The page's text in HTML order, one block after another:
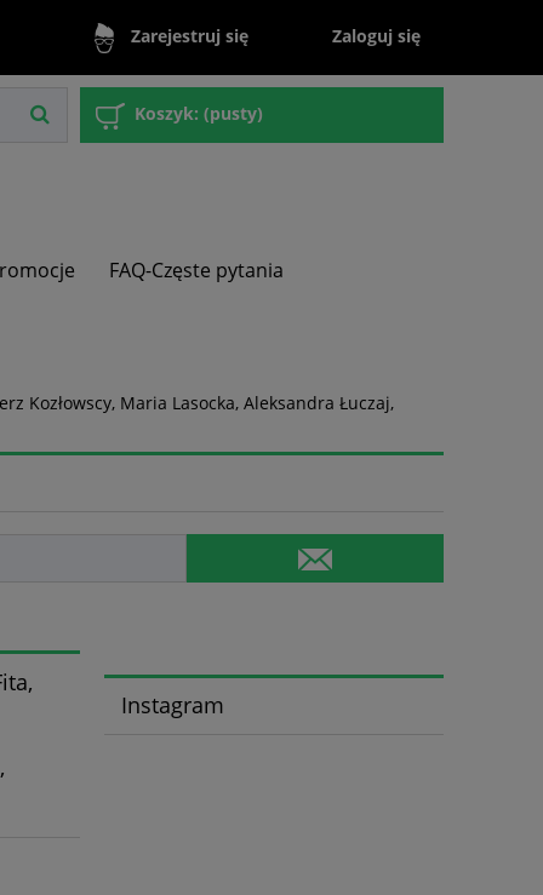
Zarejestruj się Zaloguj się
Koszyk: (pusty)
FAQ-Częste pytania
Kozłowscy, Maria Lasocka, Aleksandra Łuczaj,
Instagram